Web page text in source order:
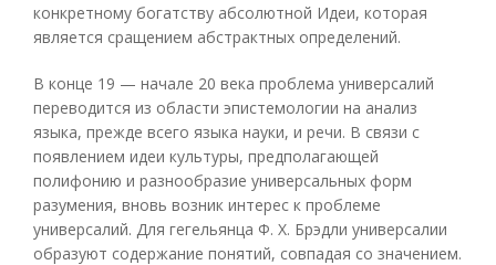
конкретному богатству абсолютной Идеи, которая
является сращением абстрактных определений.
В конце 19 — начале 20 века проблема универсалий
переводится из области эпистемологии на анализ
языка, прежде всего языка науки, и речи. В связи с
появлением идеи культуры, предполагающей
полифонию и разнообразие универсальных форм
разумения, вновь возник интерес к проблеме
универсалий. Для гегельянца Ф. X. Брэдли универсалии
образуют содержание понятий, совпадая со значением.